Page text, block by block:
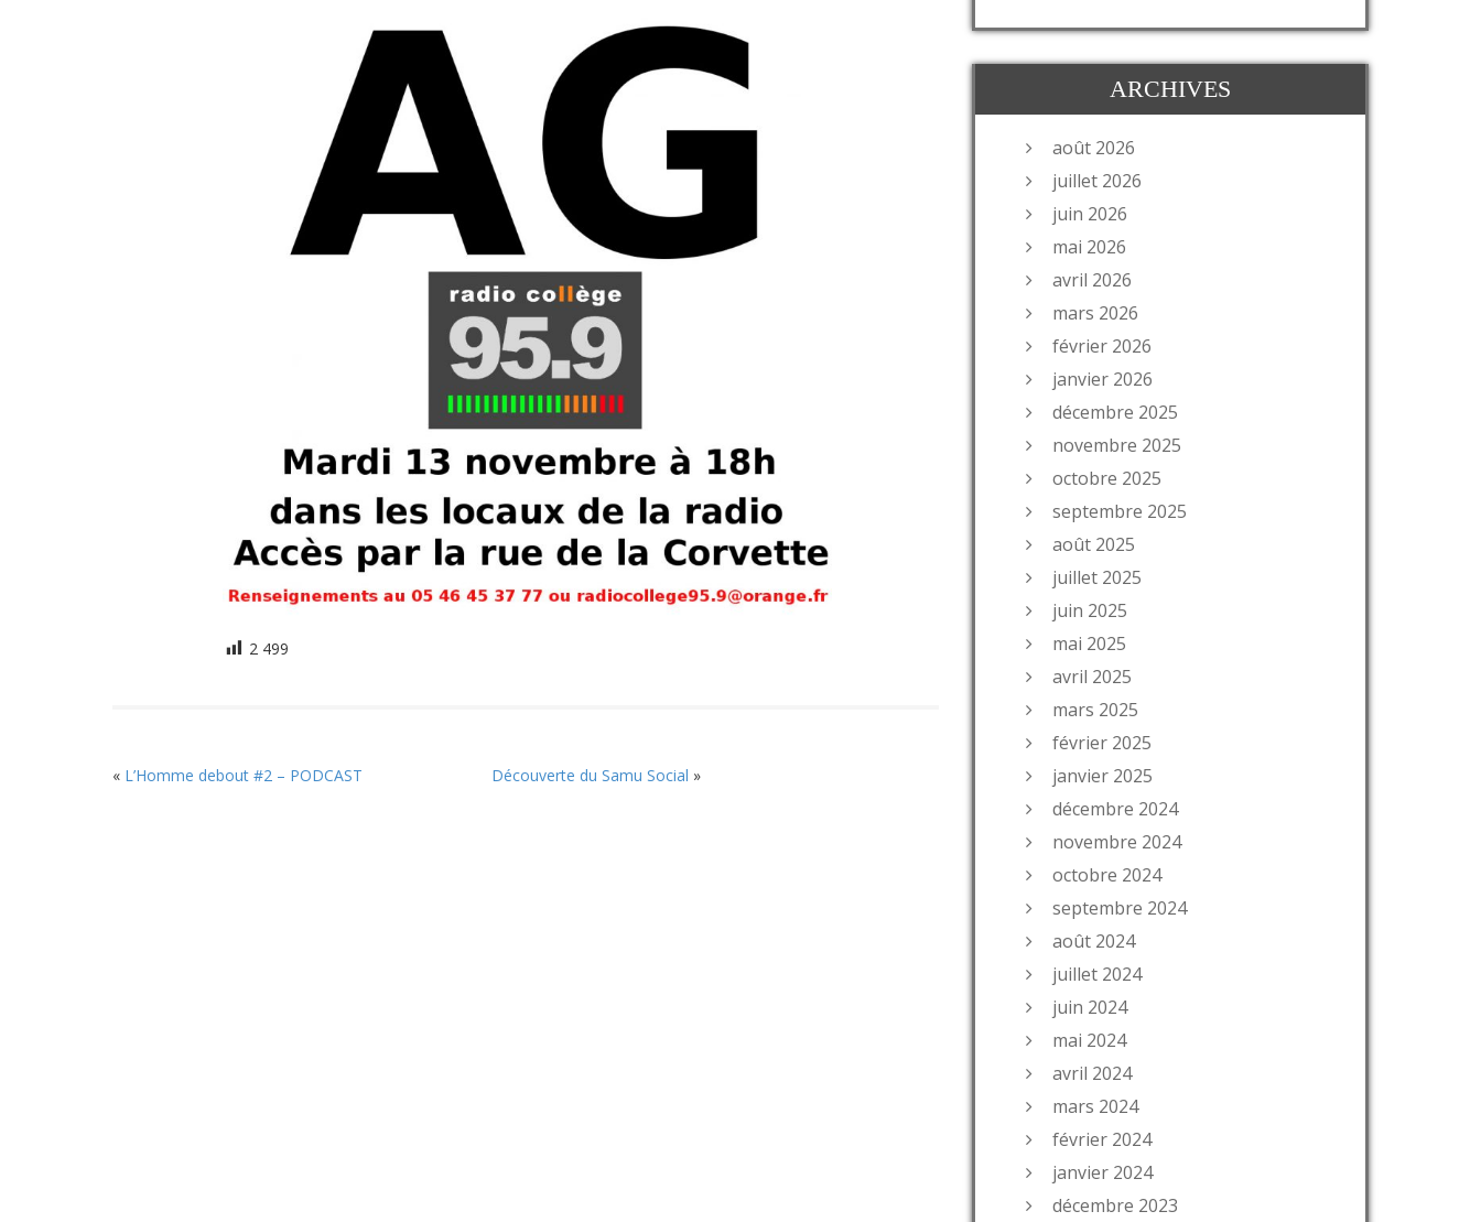
2 499
« L’Homme debout #2 – PODCAST Découverte du Samu Social »
ARCHIVES
août 2026
juillet 2026
juin 2026
mai 2026
avril 2026
mars 2026
février 2026
janvier 2026
décembre 2025
novembre 2025
octobre 2025
septembre 2025
août 2025
juillet 2025
juin 2025
mai 2025
avril 2025
mars 2025
février 2025
janvier 2025
décembre 2024
novembre 2024
octobre 2024
septembre 2024
août 2024
juillet 2024
juin 2024
mai 2024
avril 2024
mars 2024
février 2024
janvier 2024
décembre 2023